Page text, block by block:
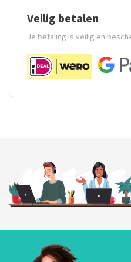
Veilig betalen
Je betaling is veilig en